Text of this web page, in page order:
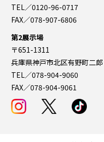
TEL／0120-96-0717
FAX／078-907-6806
第2展示場
〒651-1311
兵庫県神戸市北区有野町二郎
TEL／078-904-9060
FAX／078-904-9061